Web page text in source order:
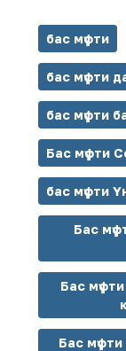
бас мүфти
бас мүфти
бас мүфти
Бас мүфти
бас мүфти
Бас
Бас
Бас